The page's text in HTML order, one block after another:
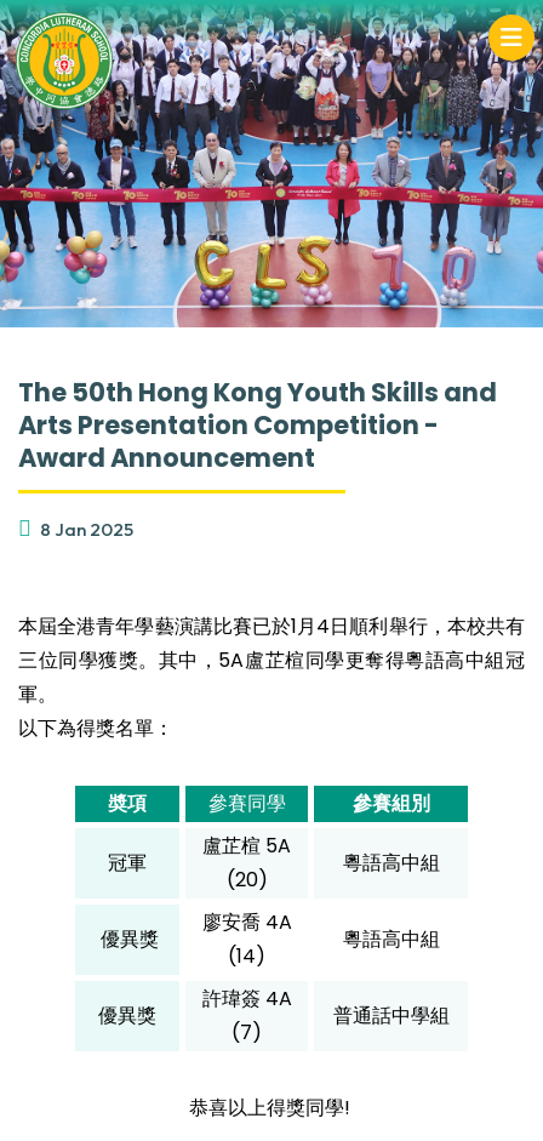
The 50th Hong Kong Youth Skills and
Arts Presentation Competition -
Award Announcement
8 Jan 2025
本屆全港青年學藝演講比賽已於1月4日順利舉行，本校共有
三位同學獲獎。其中，5A盧芷楦同學更奪得粵語高中組冠
軍。
以下為得獎名單：
奬項 參賽同學 參賽組別
冠軍
盧芷楦 5A
(20)
粵語高中組
優異獎
廖安喬 4A
(14)
粵語高中組
優異獎
許瑋簽 4A
(7)
普通話中學組
恭喜以上得獎同學!